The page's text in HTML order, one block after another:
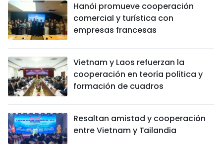
Hanói promueve cooperación
comercial y turística con
empresas francesas
Vietnam y Laos refuerzan la
cooperación en teoría política y
formación de cuadros
Resaltan amistad y cooperación
entre Vietnam y Tailandia